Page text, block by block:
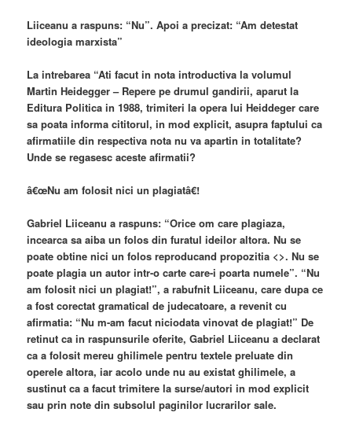
Liiceanu a raspuns: “Nu”. Apoi a precizat: “Am detestat
ideologia marxista”
La intrebarea “Ati facut in nota introductiva la volumul
Martin Heidegger – Repere pe drumul gandirii, aparut la
Editura Politica in 1988, trimiteri la opera lui Heiddeger care
sa poata informa cititorul, in mod explicit, asupra faptului ca
afirmatiile din respectiva nota nu va apartin in totalitate?
Unde se regasesc aceste afirmatii?
â€œNu am folosit nici un plagiatâ€!
Gabriel Liiceanu a raspuns: “Orice om care plagiaza,
incearca sa aiba un folos din furatul ideilor altora. Nu se
poate obtine nici un folos reproducand propozitia <>. Nu se
poate plagia un autor intr-o carte care-i poarta numele”. “Nu
am folosit nici un plagiat!”, a rabufnit Liiceanu, care dupa ce
a fost corectat gramatical de judecatoare, a revenit cu
afirmatia: “Nu m-am facut niciodata vinovat de plagiat!” De
retinut ca in raspunsurile oferite, Gabriel Liiceanu a declarat
ca a folosit mereu ghilimele pentru textele preluate din
operele altora, iar acolo unde nu au existat ghilimele, a
sustinut ca a facut trimitere la surse/autori in mod explicit
sau prin note din subsolul paginilor lucrarilor sale.